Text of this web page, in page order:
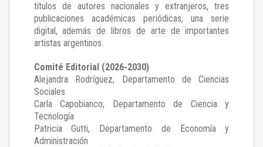
títulos de autores nacionales y extranjeros, tres
publicaciones académicas periódicas, una serie
digital, además de libros de arte de importantes
artistas argentinos.
Comité Editorial (2026-2030)
Alejandra Rodríguez, Departamento de Ciencias
Sociales
Carla Capobianco, Departamento de Ciencia y
Tecnología
Patricia Gutti, Departamento de Economía y
Administración